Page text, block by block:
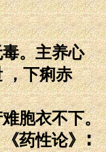
。主养心
，下痢赤
胞衣不下。
药性论》∶